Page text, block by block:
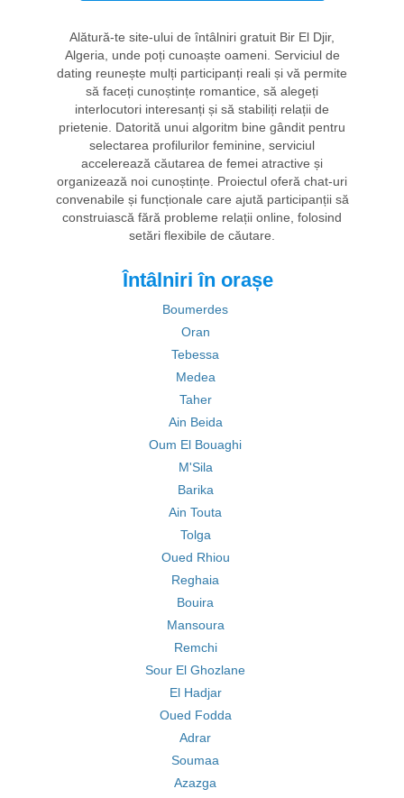
Alătură-te site-ului de întâlniri gratuit Bir El Djir,
Algeria, unde poți cunoaște oameni. Serviciul de
dating reunește mulți participanți reali și vă permite
să faceți cunoștințe romantice, să alegeți
interlocutori interesanți și să stabiliți relații de
prietenie. Datorită unui algoritm bine gândit pentru
selectarea profilurilor feminine, serviciul
accelerează căutarea de femei atractive și
organizează noi cunoștințe. Proiectul oferă chat-uri
convenabile și funcționale care ajută participanții să
construiască fără probleme relații online, folosind
setări flexibile de căutare.
Întâlniri în orașe
Boumerdes
Oran
Tebessa
Medea
Taher
Ain Beida
Oum El Bouaghi
M'Sila
Barika
Ain Touta
Tolga
Oued Rhiou
Reghaia
Bouira
Mansoura
Remchi
Sour El Ghozlane
El Hadjar
Oued Fodda
Adrar
Soumaa
Azazga